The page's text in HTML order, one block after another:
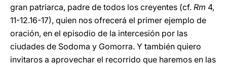
gran patriarca, padre de todos los creyentes (cf. Rm 4,
11-12.16-17), quien nos ofrecerá el primer ejemplo de
oración, en el episodio de la intercesión por las
ciudades de Sodoma y Gomorra. Y también quiero
invitaros a aprovechar el recorrido que haremos en las